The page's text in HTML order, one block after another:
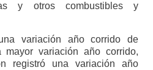
y otros combustibles y
variación año corrido de
variación año corrido,
registró una variación año